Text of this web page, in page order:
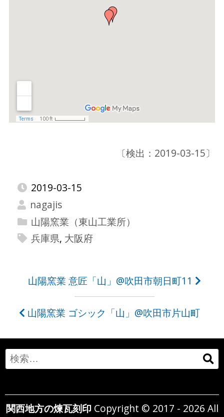
〔検出：2019-03-15〕
2019-03-15
nagajis
山陽窯業（東山工業所）
兵庫県, 大阪府
ナ
ビ
ゲ
ー
シ
山陽窯業 意匠「山」@吹田市朝日町11
山陽窯業 ゴシック「山」@吹田市片山町
Search
for:
関西地方の煉瓦刻印 Copyright © 2017 - 2026 All